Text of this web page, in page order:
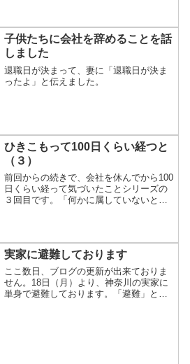
子供たちに会社を辞めることを話
しました
退職日が決まって、妻に「退職日が決ま
ったよ」と伝えました。
ひきこもって100日くらい経つと
（３）
前回からの続きで、会社を休んでから100
日くらい経って気づいたことシリーズの
３回目です。「何かに属していないと落
実家に避難しております
ここ数日、ブログの更新が出来ておりま
せん。18日（月）より、神奈川の実家に
単身で避難しております。「避難」と書